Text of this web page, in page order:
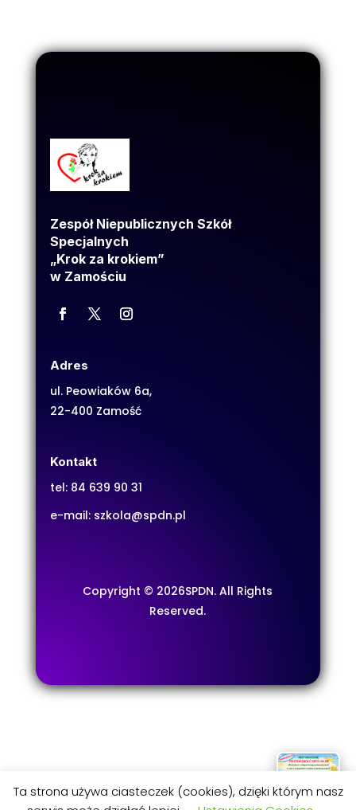
Zespół Niepublicznych Szkół
Specjalnych
„Krok za krokiem”
w Zamościu
Adres
ul. Peowiaków 6a,
22-400 Zamość
Kontakt
tel: 84 639 90 31
e-mail: szkola@spdn.pl
Copyright © 2026SPDN. All Rights
Reserved.
Ta strona używa ciasteczek (cookies), dzięki którym nasz